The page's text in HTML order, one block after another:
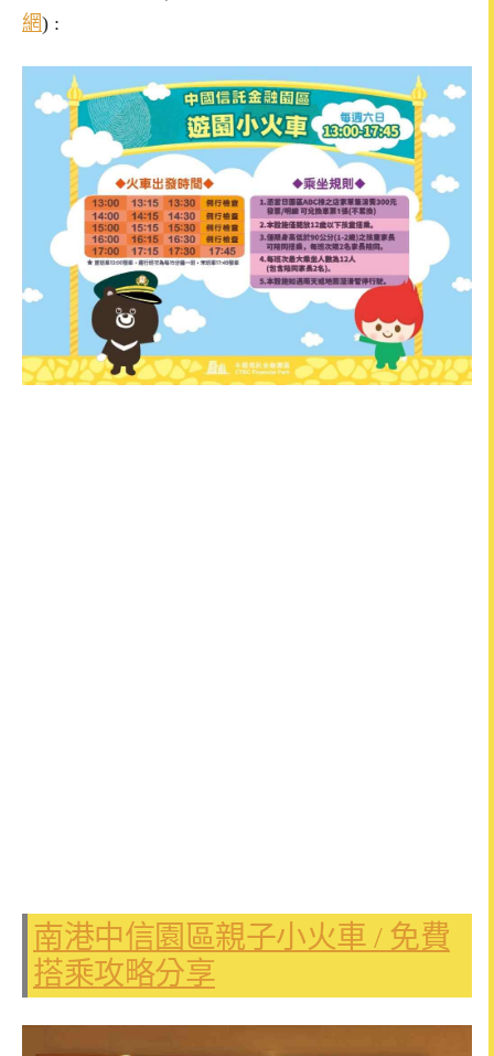
網) :
南港中信園區親子小火車 / 免費
搭乘攻略分享